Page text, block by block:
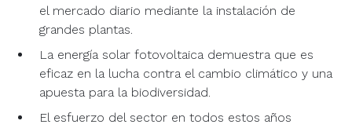
el mercado diario mediante la instalación de
grandes plantas.
La energía solar fotovoltaica demuestra que es
eficaz en la lucha contra el cambio climático y una
apuesta para la biodiversidad.
El esfuerzo del sector en todos estos años